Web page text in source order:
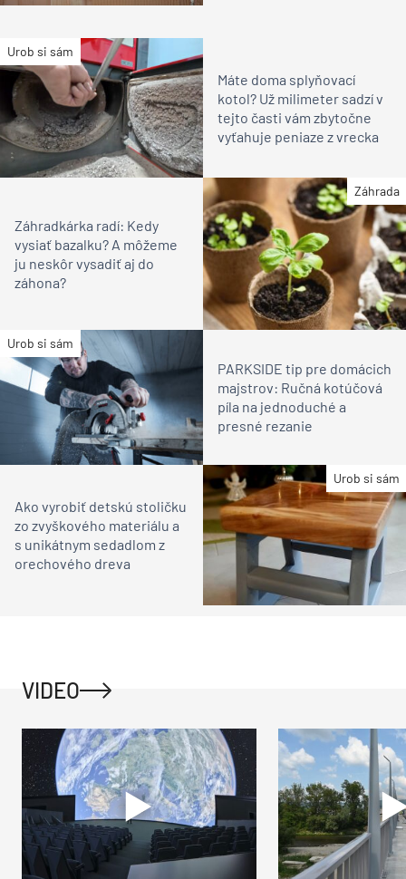
Urob si sám
Máte doma splyňovací
kotol? Už milimeter sadzí v
tejto časti vám zbytočne
vyťahuje peniaze z vrecka
Záhrada
Záhradkárka radí: Kedy
vysiať bazalku? A môžeme
ju neskôr vysadiť aj do
záhona?
Urob si sám
PARKSIDE tip pre domácich
majstrov: Ručná kotúčová
píla na jednoduché a
presné rezanie
Urob si sám
Ako vyrobiť detskú stoličku
zo zvyškového materiálu a
s unikátnym sedadlom z
orechového dreva
VIDEO